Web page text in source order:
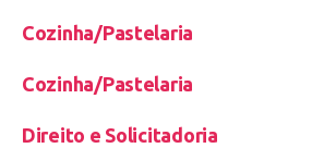
Cozinha/Pastelaria
Cozinha/Pastelaria
Direito e Solicitadoria